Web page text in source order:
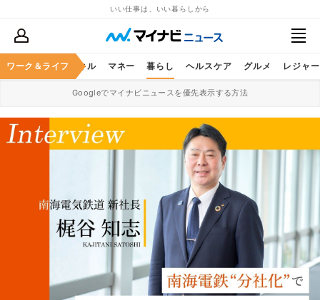
いい仕事は、いい暮らしから
ワーク＆ライフ
ア ビジネススキル マネー 暮らし ヘルスケア グルメ レジャー
Googleでマイナビニュースを優先表示する方法